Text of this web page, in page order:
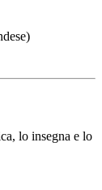
lo insegna e lo